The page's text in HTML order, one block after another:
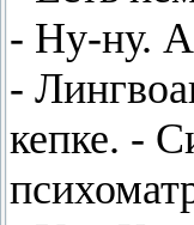
- Ну-ну. А
-
кепке. -